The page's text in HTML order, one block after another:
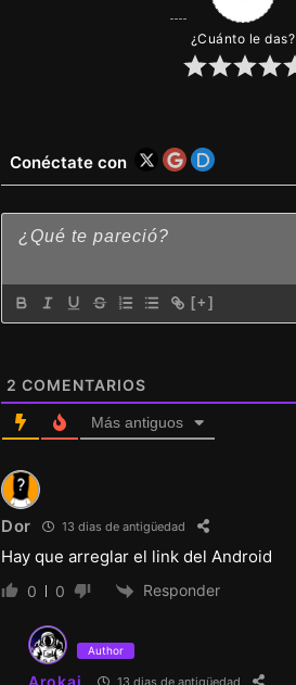
¿Cuánto le das?
Conéctate con
[+]
2 COMENTARIOS
Más antiguos
Dor 13 dias de antigüedad
Hay que arreglar el link del Android
0 0 Responder
Author